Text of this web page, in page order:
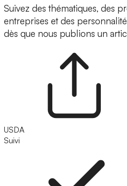
Suivez des thématiques, des
entreprises et des
dès que nous publions un
USDA
Suivi